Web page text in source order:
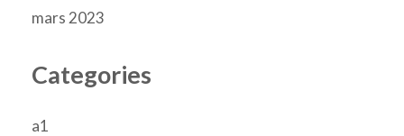
mars 2023
Categories
a1